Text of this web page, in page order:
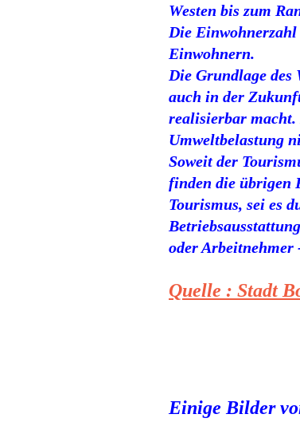
Westen bis zum
Die Einwohnerzahl
Einwohnern.
Die Grundlage
auch in der
realisierbar macht.
Umweltbelastung
Soweit der
finden die übrigen
Tourismus, sei es
oder Arbeitnehmer
Quelle : Stadt
Einige Bilder